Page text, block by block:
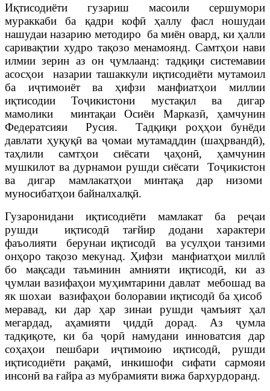
Иқтисодиёти гузариш масоили сершумори
мураккаби ба қадри кофӣ ҳаллу фасл ношудаи
нашудаи назарию методиро ба миён овард, ки ҳалли
саривақтии худро тақозо менамоянд. Самтҳои нави
илмии зерин аз он ҷумлаанд: тадқиқи системавии
асосҳои назарии ташаккули иқтисодиёти мутамоил
ба иҷтимоиёт ва ҳифзи манфиатҳои миллии
иқтисодии Тоҷикистони мустақил ва дигар
мамолики минтақаи Осиёи Марказӣ, ҳамчунин
Федератсияи Русия. Тадқиқи роҳҳои бунёди
давлати ҳуқуқӣ ва ҷомаи мутамаддин (шаҳрвандӣ),
таҳлили самтҳои сиёсати ҷаҳонӣ, ҳамчунин
мушкилот ва дурнамои рушди сиёсати Тоҷикистон
ва дигар мамлакатҳои минтақа дар низоми
муносибатҳои байналхалқӣ.
Гузаронидани иқтисодиёти мамлакат ба реҷаи
рушди иқтисодӣ тағйир додани характери
фаъолияти берунаи иқтисодӣ ва усулҳои танзими
онҳоро тақозо мекунад. Ҳифзи манфиатҳои миллӣ
бо мақсади таъминин амнияти иқтисодӣ, ки аз
ҷумлаи вазифаҳои муҳимтарини давлат мебошад ва
як шохаи вазифаҳои болоравии иқтисодӣ ба ҳисоб
меравад, ки дар ҳар зинаи рушди ҷамъият ҳал
мегардад, аҳамияти ҷиддӣ дорад. Аз ҷумла
тадқиқоте, ки ба ҷорӣ намудани инноватсия дар
соҳаҳои пешбари иҷтимоию иқтисодӣ, рушди
иқтисодиёти рақамӣ, инкишофи сифати сармояи
инсонӣ ва ғайра аз мубрамияти вижа бархурдоранд.